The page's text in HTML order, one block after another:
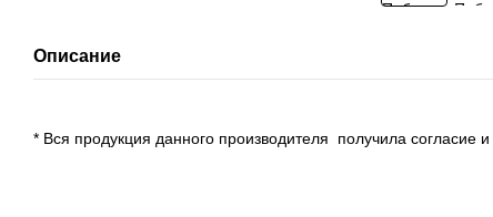
Описание
* Вся продукция данного производителя получила согласие